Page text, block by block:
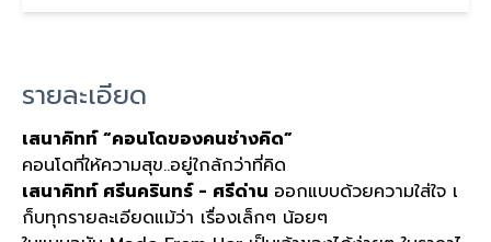
รายละเอียด
เสนาคิทท์ “คอนโดของคนช่างคิด”
คอนโดที่ให้ความสุข..อยู่ใกล้กว่าที่คิด
เสนาคิทท์ ศรีนครินทร์ - ศรีด่าน ออกแบบด้วยความใส่ใจ เ
ก็บทุกรายละเอียดแม้ว่า เรื่องเล็กๆ น้อยๆ